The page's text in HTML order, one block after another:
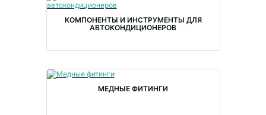
КОМПОНЕНТЫ И ИНСТРУМЕНТЫ ДЛЯ
АВТОКОНДИЦИОНЕРОВ
МЕДНЫЕ ФИТИНГИ